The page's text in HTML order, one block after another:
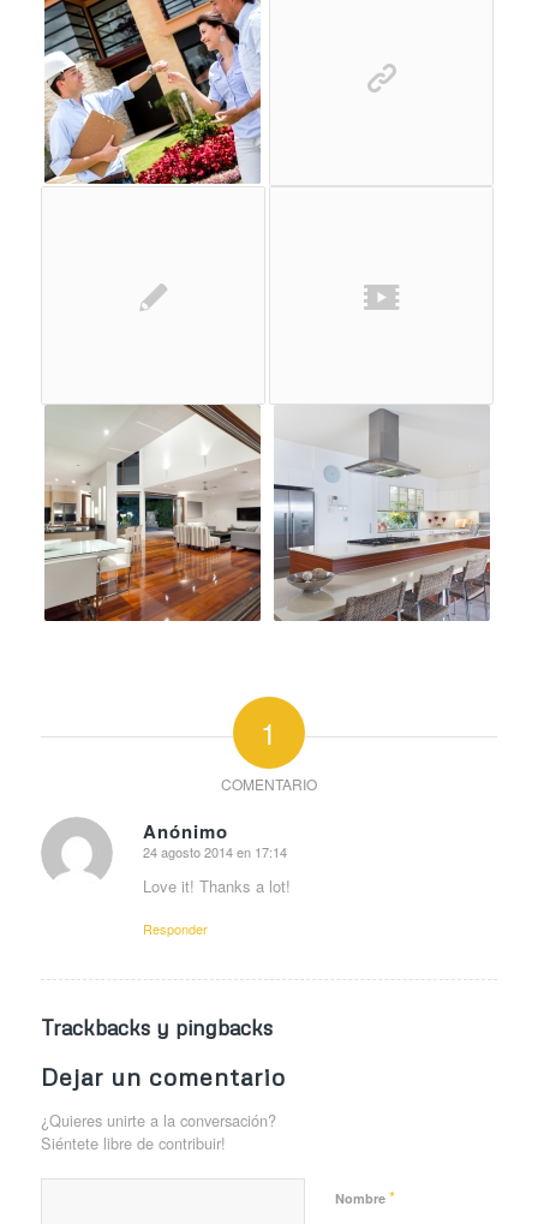
1
COMENTARIO
Anónimo
Dice:
24 agosto 2014 en 17:14
Love it! Thanks a lot!
Responder
Trackbacks y pingbacks
Dejar un comentario
¿Quieres unirte a la conversación?
Siéntete libre de contribuir!
Nombre *